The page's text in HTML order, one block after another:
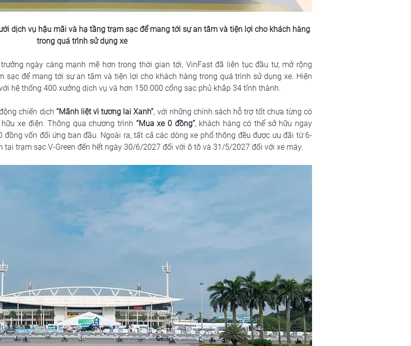
dịch vụ hậu mãi và hạ tầng trạm sạc để mang tới sự an tâm và tiện lợi cho khách hàng
trong quá trình sử dụng xe
ngày càng mạnh mẽ hơn trong thời gian tới, VinFast đã liên tục đầu tư, mở rộng
sạc để mang tới sự an tâm và tiện lợi cho khách hàng trong quá trình sử dụng xe. Hiện
hệ thống 400 xưởng dịch vụ và hơn 150.000 cổng sạc phủ khắp 34 tỉnh thành.
chiến dịch “Mãnh liệt vì tương lai Xanh”, với những chính sách hỗ trợ tốt chưa từng có
xe điện. Thông qua chương trình “Mua xe 0 đồng”, khách hàng có thể sở hữu ngay
đồng vốn đối ứng ban đầu. Ngoài ra, tất cả các dòng xe phổ thông đều được ưu đãi từ 6-
tại trạm sạc V-Green đến hết ngày 30/6/2027 đối với ô tô và 31/5/2027 đối với xe máy.